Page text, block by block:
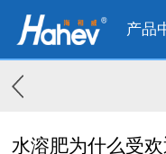
产品
水溶肥为什么受